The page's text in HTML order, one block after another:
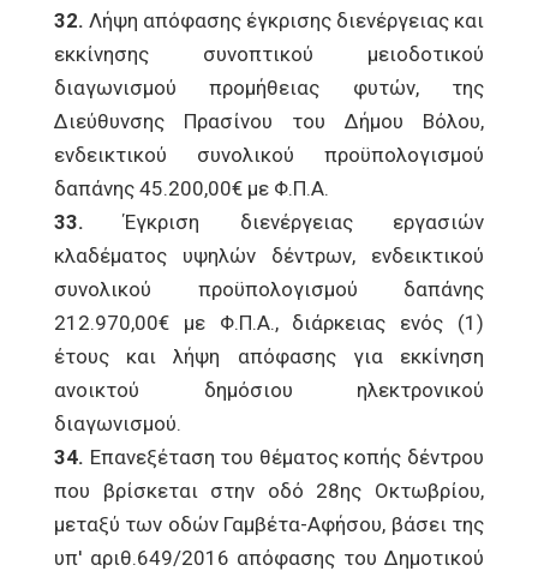
32. Λήψη απόφασης έγκρισης διενέργειας και
εκκίνησης συνοπτικού μειοδοτικού
διαγωνισμού προμήθειας φυτών, της
Διεύθυνσης Πρασίνου του Δήμου Βόλου,
ενδεικτικού συνολικού προϋπολογισμού
δαπάνης 45.200,00€ με Φ.Π.Α.
33. Έγκριση διενέργειας εργασιών
κλαδέματος υψηλών δέντρων, ενδεικτικού
συνολικού προϋπολογισμού δαπάνης
212.970,00€ με Φ.Π.Α., διάρκειας ενός (1)
έτους και λήψη απόφασης για εκκίνηση
ανοικτού δημόσιου ηλεκτρονικού
διαγωνισμού.
34. Επανεξέταση του θέματος κοπής δέντρου
που βρίσκεται στην οδό 28ης Οκτωβρίου,
μεταξύ των οδών Γαμβέτα-Αφήσου, βάσει της
υπ' αριθ.649/2016 απόφασης του Δημοτικού